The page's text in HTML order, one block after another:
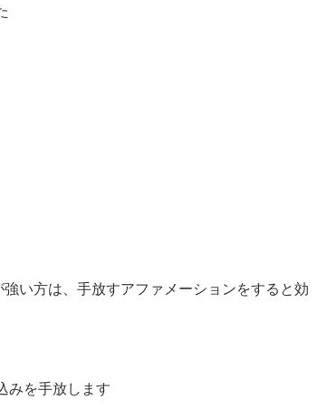
い方は、手放すアファメーションをすると効
みを手放します